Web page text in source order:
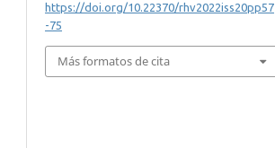
https://doi.org/10.22370/rhv2022iss20pp57
-75
Más formatos de cita